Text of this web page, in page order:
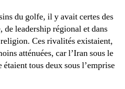
du golfe, il y avait certes des
leadership régional et dans
Ces rivalités existaient,
atténuées, car l’Iran sous le
tous deux sous l’emprise